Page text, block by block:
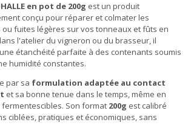
en pot de 200g est un produit
conçu pour réparer et colmater les
fuites légères sur vos tonneaux et fûts en
l'atelier du vigneron ou du brasseur, il
étanchéité parfaite à des contenants soumis
humidité constantes.
par sa formulation adaptée au contact
et sa bonne tenue dans le temps, même en
Son format 200g est calibré
ciblées, pratiques et économiques, sans